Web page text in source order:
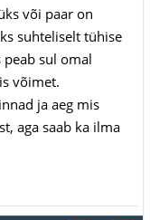
või paar on
suhteliselt tühise
peab sul omal
võimet.
ja aeg mis
aga saab ka ilma